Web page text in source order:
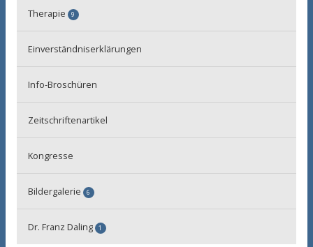
Nozignostik
ProNG
Nozipathie
Therapie 9
Akupunktur
Propriozeptive Stimulation
Bewegungstherapie
Kunsttherapie
Systemaufstellung
Einverständniserklärungen
Info-Broschüren
Zeitschriftenartikel
Kongresse
Bildergalerie 6
Akupunktur Behandlungsbeispiele
Dr. Franz Daling 1